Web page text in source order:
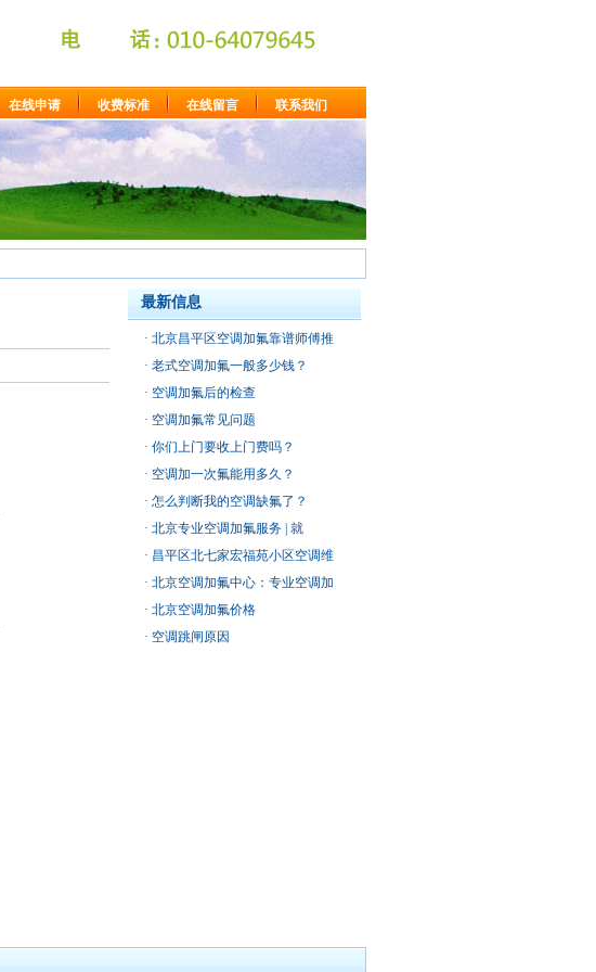
在线申请 收费标准 在线留言 联系我们